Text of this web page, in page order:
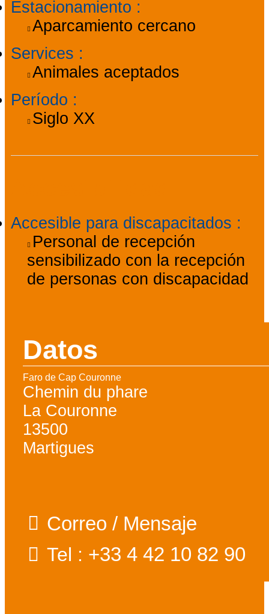
Estacionamiento :
Aparcamiento cercano
Services :
Animales aceptados
Período :
Siglo XX
Accesible para discapacitados :
Personal de recepción
sensibilizado con la recepción
de personas con discapacidad
Datos
Faro de Cap Couronne
Chemin du phare
La Couronne
13500
Martigues
Correo / Mensaje
Tel : +33 4 42 10 82 90